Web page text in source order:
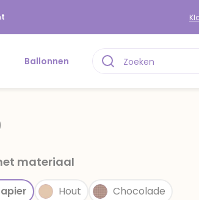
Ballonnen
materiaal
Hout Chocolade